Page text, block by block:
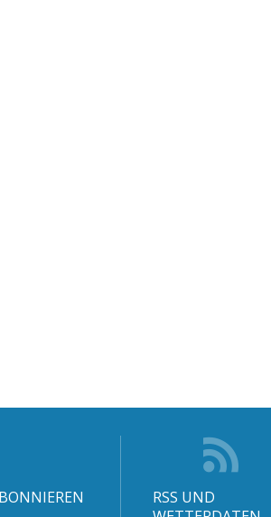
RSS UND